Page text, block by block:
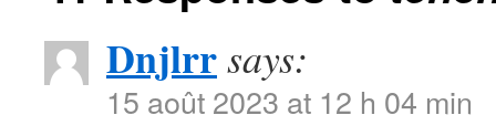
Dnjlrrsays:
15 août 2023 at 12 h 04 min